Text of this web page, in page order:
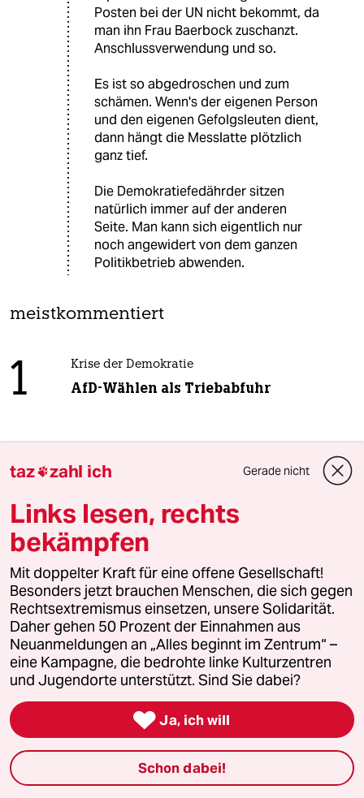
Posten bei der UN nicht bekommt, da
man ihn Frau Baerbock zuschanzt.
Anschlussverwendung und so.
Es ist so abgedroschen und zum
schämen. Wenn's der eigenen Person
und den eigenen Gefolgsleuten dient,
dann hängt die Messlatte plötzlich
ganz tief.
Die Demokratiefedährder sitzen
natürlich immer auf der anderen
Seite. Man kann sich eigentlich nur
noch angewidert von dem ganzen
Politikbetrieb abwenden.
meistkommentiert
1 Krise der Demokratie
AfD-Wählen als Triebabfuhr
2 Zwangsdienst als Randnotiz
3 FDP-Chef Kubicki über seine Partei
„Wie Sie sehen, lebe ich“
4 EU nach Ceuta
Zur Freude der Antieuropäer
5 Forstwissenschaftler über Brände
„Der Mythos vom Brandstifter hält sich
hartnäckig“
taz zahl ich Gerade nicht
Links lesen, rechts
bekämpfen
Mit doppelter Kraft für eine offene Gesellschaft!
Besonders jetzt brauchen Menschen, die sich gegen
Rechtsextremismus einsetzen, unsere Solidarität.
Daher gehen 50 Prozent der Einnahmen aus
Neuanmeldungen an „Alles beginnt im Zentrum“ –
eine Kampagne, die bedrohte linke Kulturzentren
und Jugendorte unterstützt. Sind Sie dabei?
 Ja, ich will
Schon dabei!